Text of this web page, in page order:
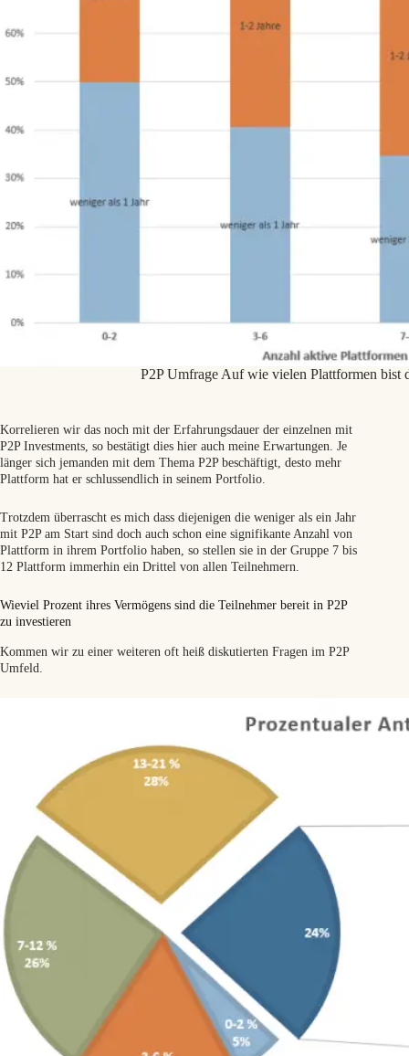
P2P Umfrage Auf wie vielen Plattformen bist
Korrelieren wir das noch mit der Erfahrungsdauer der einzelnen mit
P2P Investments, so bestätigt dies hier auch meine Erwartungen. Je
länger sich jemanden mit dem Thema P2P beschäftigt, desto mehr
Plattform hat er schlussendlich in seinem Portfolio.
Trotzdem überrascht es mich dass diejenigen die weniger als ein Jahr
mit P2P am Start sind doch auch schon eine signifikante Anzahl von
Plattform in ihrem Portfolio haben, so stellen sie in der Gruppe 7 bis
12 Plattform immerhin ein Drittel von allen Teilnehmern.
Wieviel Prozent ihres Vermögens sind die Teilnehmer bereit in P2P
zu investieren
Kommen wir zu einer weiteren oft heiß diskutierten Fragen im P2P
Umfeld.